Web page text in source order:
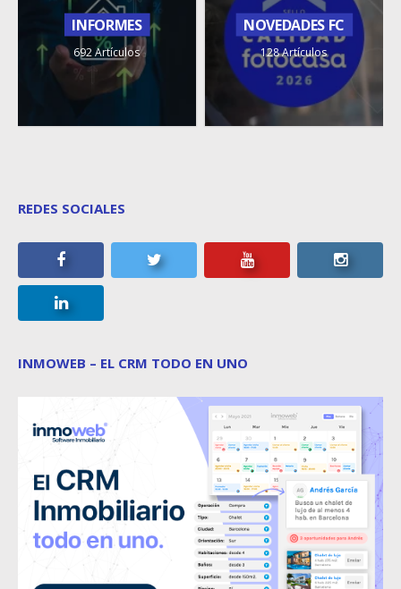
INFORMES
692 Artículos
NOVEDADES FC
128 Artículos
REDES SOCIALES
INMOWEB – EL CRM TODO EN UNO